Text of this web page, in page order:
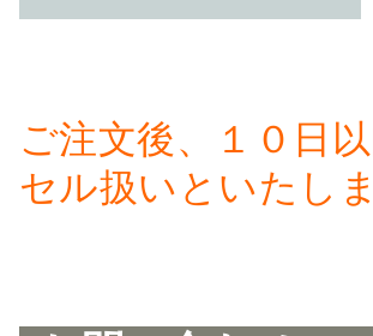
ご注文後、１０日
セル扱いといたし